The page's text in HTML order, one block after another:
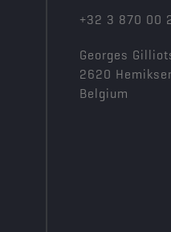
+32 3 870 00
Georges
2620
Belgium